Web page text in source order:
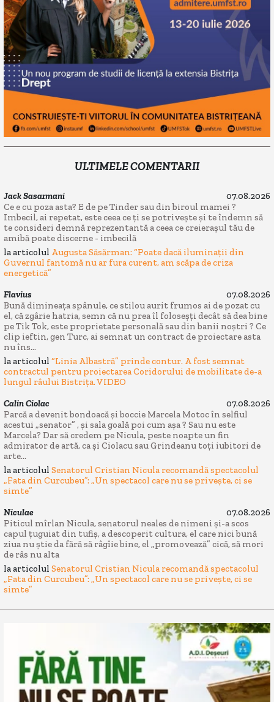
ULTIMELE COMENTARII
Jack Sasarmani
07.08.2026
Ce e cu poza asta? E de pe Tinder sau din biroul mamei ?
Imbecil, ai repetat, este ceea ce ți se potrivește și te îndemn să
te consideri demnă reprezentantă a ceea ce creierașul tău de
amibă poate discerne - imbecilă
la articolul Augusta Săsărman: “Poate dacă iluminații din
Guvernul fantomă nu ar fura curent, am scăpa de criza
energetică”
Flavius
07.08.2026
Bună dimineața spânule, ce stilou aurit frumos ai de pozat cu
el, că zgârie hatria, semn că nu prea îl foloseșți decât să dea bine
pe Tik Tok, este proprietate personală sau din banii noștri ? Ce
clip ieftin, gen Turc, ai semnat un contract de proiectare asta
nu îns...
la articolul “Linia Albastră” prinde contur. A fost semnat
contractul pentru proiectarea Coridorului de mobilitate de-a
lungul râului Bistrița. VIDEO
Calin Ciolac
07.08.2026
Parcă a devenit bondoacă și boccie Marcela Motoc în selfiul
acestui „senator” , și sala goală poi cum așa ? Sau nu este
Marcela? Dar să credem pe Nicula, peste noapte un fin
admirator de artă, ca și Ciolacu sau Grindeanu toți iubitori de
arte...
la articolul Senatorul Cristian Nicula recomandă spectacolul
„Fata din Curcubeu”: „Un spectacol care nu se privește, ci se
simte”
Niculae
07.08.2026
Piticul mîrlan Nicula, senatorul neales de nimeni și-a scos
capul țuguiat din tufiș, a descoperit cultura, el care nici bună
ziua nu știe da fără să râgîie bine, el „promovează” cică, să mori
de râs nu alta
la articolul Senatorul Cristian Nicula recomandă spectacolul
„Fata din Curcubeu”: „Un spectacol care nu se privește, ci se
simte”